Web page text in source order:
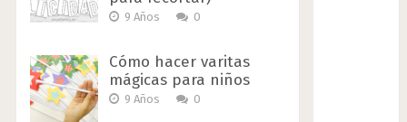
9 Años 0
Cómo hacer varitas
mágicas para niños
9 Años 0